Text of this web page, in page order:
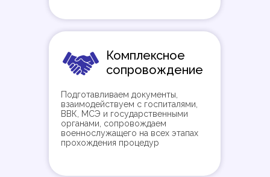
Комплексное
сопровождение
Подготавливаем документы,
взаимодействуем с госпиталями,
ВВК, МСЭ и государственными
органами, сопровождаем
военнослужащего на всех этапах
прохождения процедур